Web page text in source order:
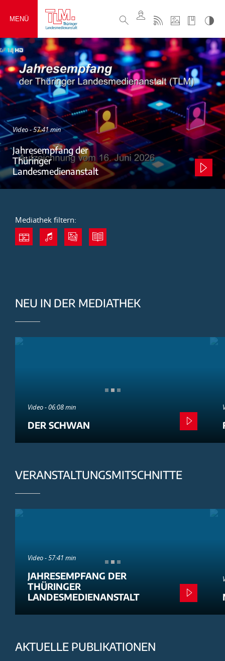
MENÜ
Video - 57:41 min
Jahresempfang der
Thüringer
Landesmedienanstalt
Mediathek filtern:
NEU IN DER MEDIATHEK
Video - 06:08 min
DER SCHWAN
VERANSTALTUNGSMITSCHNITTE
Video - 57:41 min
JAHRESEMPFANG DER
THÜRINGER
LANDESMEDIENANSTALT
AKTUELLE PUBLIKATIONEN